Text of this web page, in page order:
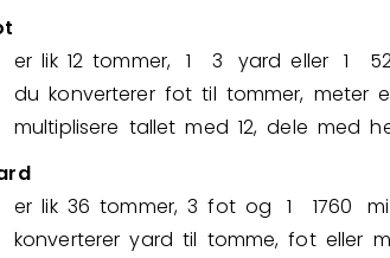
er lik 12 tommer, 1 3 yard eller 1 5
du konverterer fot til tommer, meter
multiplisere tallet med 12, dele med
er lik 36 tommer, 3 fot og
1 1760
konverterer yard til tomme, fot eller